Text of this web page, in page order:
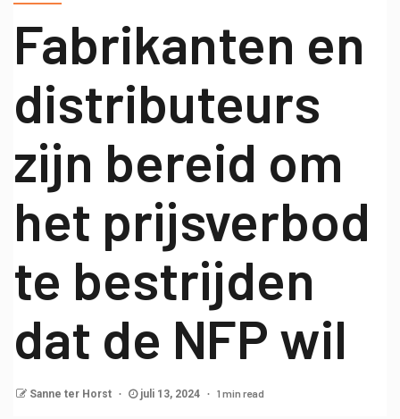
Fabrikanten en
distributeurs
zijn bereid om
het prijsverbod
te bestrijden
dat de NFP wil
Sanne ter Horst juli 13, 2024 1 min read